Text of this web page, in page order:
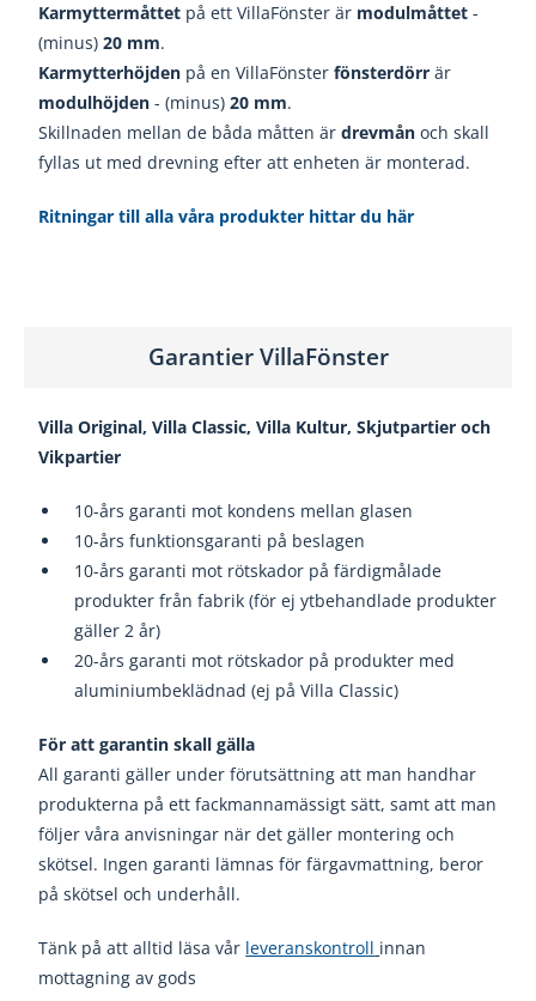
Karmyttermåttet på ett VillaFönster är modulmåttet -
(minus)20 mm.
Karmytterhöjden på en VillaFönsterfönsterdörr är
modulhöjden- (minus)20 mm.
Skillnaden mellan de båda måtten ärdrevmån och skall
fyllas ut med drevning efter att enheten är monterad.
Ritningar till alla våra produkter hittar du här
Garantier VillaFönster
Villa Original, Villa Classic, Villa Kultur, Skjutpartier och
Vikpartier
10-års garanti mot kondens mellan glasen
10-års funktionsgaranti på beslagen
10-års garanti mot rötskador på färdigmålade
produkter från fabrik (för ej ytbehandlade produkter
gäller 2 år)
20-års garanti mot rötskador på produkter med
aluminiumbeklädnad (ej på Villa Classic)
För att garantin skall gälla
All garanti gäller under förutsättning att man handhar
produkterna på ett fackmannamässigt sätt, samt att man
följer våra anvisningar när det gäller montering och
skötsel. Ingen garanti lämnas för färgavmattning, beror
på skötsel och underhåll.
Tänk på att alltid läsa vår leveranskontroll innan
mottagning av gods